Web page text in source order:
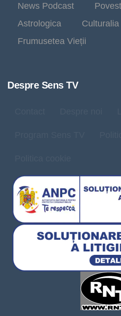
News Podcast
Astrologica
Culturalia
Frumusetea Vieții
Despre Sens TV